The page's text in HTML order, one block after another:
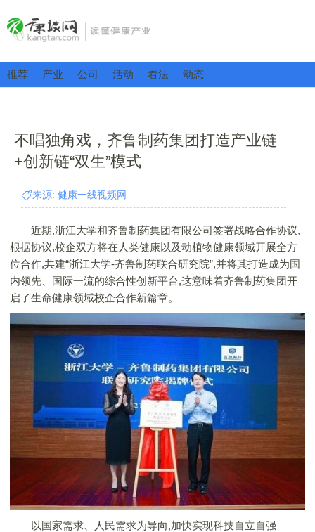
推荐 产业 公司 活动 看法 动态
不唱独角戏，齐鲁制药集团打造产业链
+创新链“双生”模式
来源: 健康一线视频网
近期,浙江大学和齐鲁制药集团有限公司签署战略合作协议,
根据协议,校企双方将在人类健康以及动植物健康领域开展全方
位合作,共建“浙江大学-齐鲁制药联合研究院”,并将其打造成为国
内领先、国际一流的综合性创新平台,这意味着齐鲁制药集团开
启了生命健康领域校企合作新篇章。
以国家需求、人民需求为导向,加快实现科技自立自强